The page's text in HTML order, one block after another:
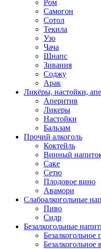
Ром
Самогон
Сотол
Текила
Узо
Чача
Шнапс
Зивания
Соджу
Арак
Ликёры, настойки,
Аперитив
Ликеры
Настойки
Бальзам
Прочий алкоголь
Коктейль
Винный
Саке
Сетю
Плодовое вино
Авамори
Слабоалкогольные
Пиво
Сидр
Безалкогольные
Безалкогольное
Безалкогольное